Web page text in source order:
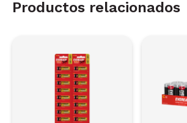
Productos relacionados